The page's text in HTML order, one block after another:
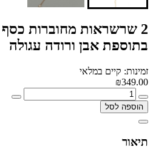
בתוספת אבן ורודה עגולה
זמינות: קיים במלאי
₪349.00
הוספה לסל
תיאור